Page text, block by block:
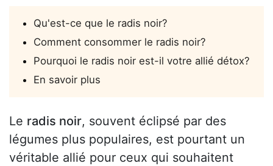
Qu'est-ce que le radis noir?
Comment consommer le radis noir?
Pourquoi le radis noir est-il votre allié détox?
En savoir plus
Le radis noir, souvent éclipsé par des
légumes plus populaires, est pourtant un
véritable allié pour ceux qui souhaitent